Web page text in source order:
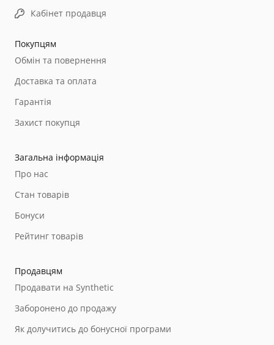
Покупцям
Обмін та повернення
Доставка та оплата
Гарантія
Захист покупця
Загальна інформація
Про нас
Стан товарів
Бонуси
Рейтинг товарів
Продавцям
Продавати на Synthetic
Заборонено до продажу
Як долучитись до бонусної програми
Кабінет продавця